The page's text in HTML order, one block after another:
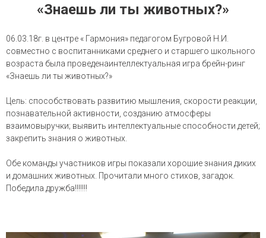
«Знаешь ли ты животных?»
06.03.18г. в центре « Гармония» педагогом Бугровой Н.И.
совместно с воспитанниками среднего и старшего школьного
возраста была проведенаинтеллектуальная игра брейн-ринг
«Знаешь ли ты животных?»
Цель: способствовать развитию мышления, скорости реакции,
познавательной активности, созданию атмосферы
взаимовыручки; выявить интеллектуальные способности детей;
закрепить знания о животных.
Обе команды участников игры показали хорошие знания диких
и домашних животных. Прочитали много стихов, загадок.
Победила дружба!!!!!!!